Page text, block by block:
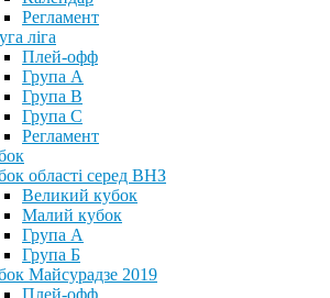
Регламент
ліга
Плей-офф
Група А
Група В
Група С
Регламент
області серед ВНЗ
Великий кубок
Малий кубок
Група А
Група Б
Майсурадзе 2019
Плей-офф